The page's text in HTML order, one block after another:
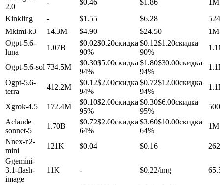
2.0
- $0.46 $1.86
1M
Kinkling - $1.55 $6.28
Mkimi-k3 14.3M $4.90 $24.50
1M
Ogpt-5.6-
luna
1.07B
$0.02$0.20скидка
90%
$0.12$1.20скидка
90%
Ogpt-5.6-sol 734.5M
$0.30$5.00скидка
94%
$1.80$30.00скидка
94%
Ogpt-5.6-
terra
412.2M
$0.12$2.00скидка
94%
$0.72$12.00скидка
94%
Xgrok-4.5 172.4M
$0.10$2.00скидка
95%
$0.30$6.00скидка
95%
Aclaude-
sonnet-5
1.70B
$0.72$2.00скидка
64%
$3.60$10.00скидка
64%
1M
Nnex-n2-
mini
121K $0.04 $0.16
Ggemini-
3.1-flash-
image
11K - $0.22/img